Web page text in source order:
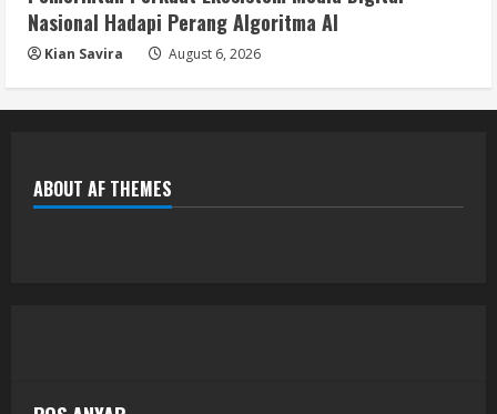
Nasional Hadapi Perang Algoritma AI
Kian Savira August 6, 2026
ABOUT AF THEMES